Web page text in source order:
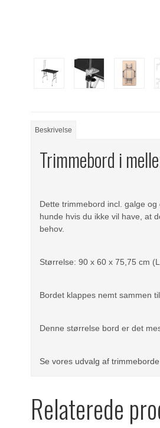
Beskrivelse
Trimmebord i
Dette trimmebord incl. galge
hunde hvis du ikke vil have, at
behov.
Størrelse: 90 x 60 x 75,75 cm
Bordet klappes nemt sammen
Denne størrelse bord er det
Se vores udvalg af
Relaterede